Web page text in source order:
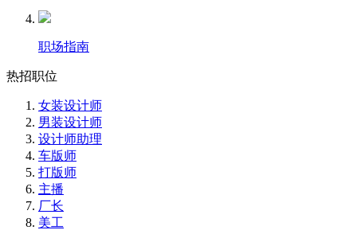
职场指南
热招职位
女装设计师
男装设计师
设计师助理
车版师
打版师
主播
厂长
美工